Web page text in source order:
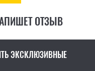
ОТЗЫВ
ЭКСКЛЮЗИВНЫЕ